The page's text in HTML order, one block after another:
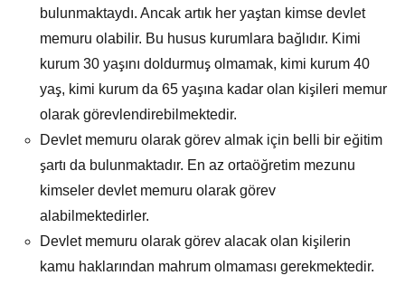
bulunmaktaydı. Ancak artık her yaştan kimse devlet
memuru olabilir. Bu husus kurumlara bağlıdır. Kimi
kurum 30 yaşını doldurmuş olmamak, kimi kurum 40
yaş, kimi kurum da 65 yaşına kadar olan kişileri memur
olarak görevlendirebilmektedir.
Devlet memuru olarak görev almak için belli bir eğitim
şartı da bulunmaktadır. En az ortaöğretim mezunu
kimseler devlet memuru olarak görev
alabilmektedirler.
Devlet memuru olarak görev alacak olan kişilerin
kamu haklarından mahrum olmaması gerekmektedir.